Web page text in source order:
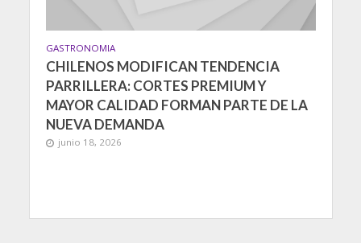
GASTRONOMIA
CHILENOS MODIFICAN TENDENCIA
PARRILLERA: CORTES PREMIUM Y
MAYOR CALIDAD FORMAN PARTE DE LA
NUEVA DEMANDA
junio 18, 2026